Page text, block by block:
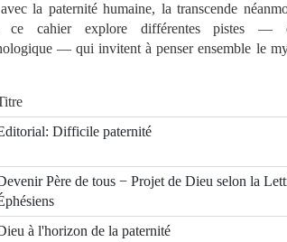
la paternité humaine, la transcende
ce cahier explore différentes pistes —
— qui invitent à penser ensemble le
Difficile paternité
Père de tous − Projet de Dieu selon la
à l'horizon de la paternité